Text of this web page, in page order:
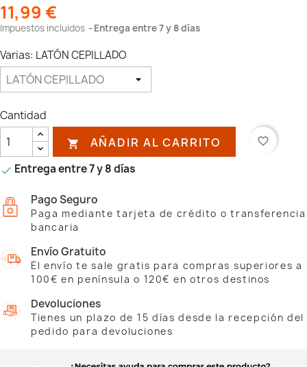
11,99 €
Impuestos incluidos Entrega entre 7 y 8 días
Varias: LATÓN CEPILLADO
Cantidad
 AÑADIR AL CARRITO favorite_border
 Entrega entre 7 y 8 días
Pago Seguro
Paga mediante tarjeta de crédito o transferencia
bancaria
Envío Gratuito
El envío te sale gratis para compras superiores a
100€ en península o 120€ en otros destinos
Devoluciones
Tienes un plazo de 15 días desde la recepción del
pedido para devoluciones